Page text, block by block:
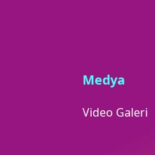
Medya
Video Galeri